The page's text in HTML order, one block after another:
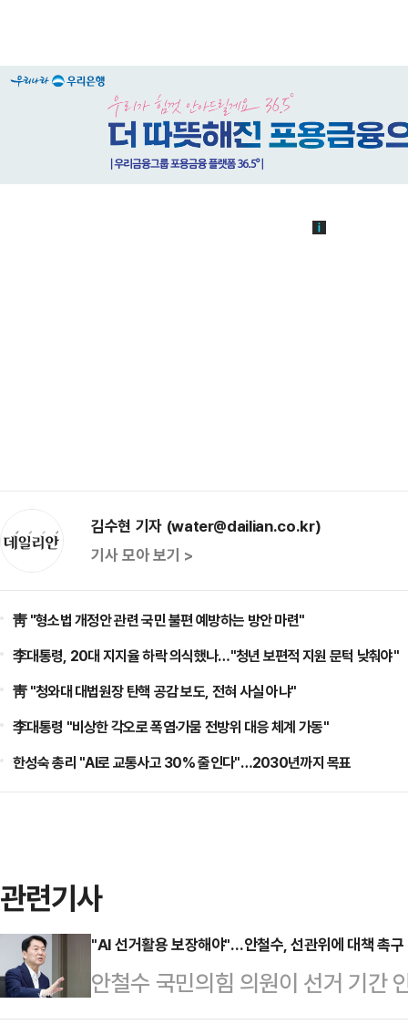
김수현 기자 (water@dailian.co.kr)
기사 모아 보기 >
靑 "형소법 개정안 관련 국민 불편 예방하는 방안 마련"
李대통령, 20대 지지율 하락 의식했나…"청년 보편적 지원 문턱 낮춰야"
靑 "청와대 대법원장 탄핵 공감 보도, 전혀 사실 아냐"
李대통령 "비상한 각오로 폭염·가뭄 전방위 대응 체계 가동"
한성숙 총리 "AI로 교통사고 30% 줄인다"…2030년까지 목표
관련기사
"AI 선거활용 보장해야"…안철수, 선관위에 대책 촉구
안철수 국민의힘 의원이 선거 기간
제를 완화해달라고 촉구했다.안철